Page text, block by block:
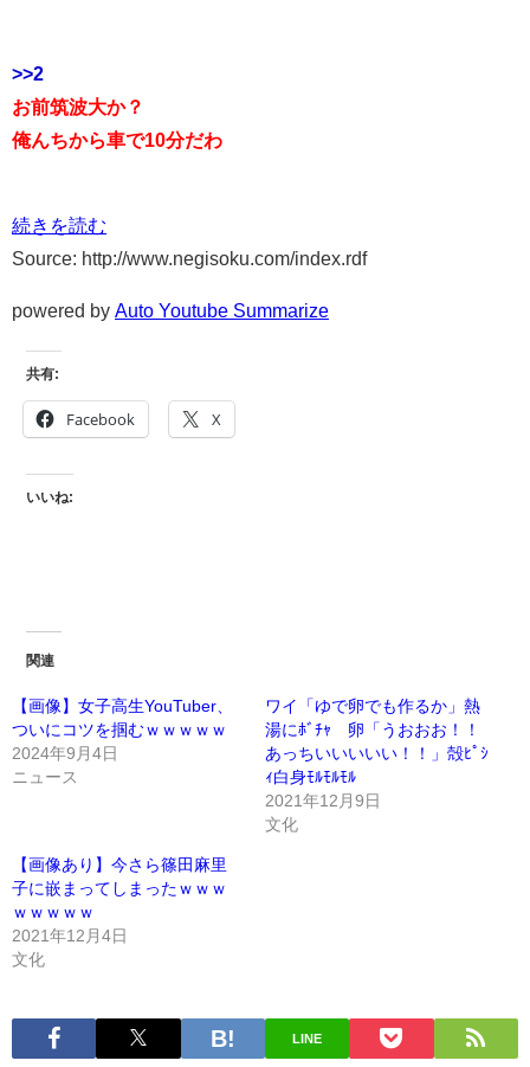
>>2
お前筑波大か？
俺んちから車で10分だわ
続きを読む
Source: http://www.negisoku.com/index.rdf
powered by Auto Youtube Summarize
共有:
Facebook X
いいね:
関連
【画像】女子高生YouTuber、
ついにコツを掴むｗｗｗｗｗ
2024年9月4日
ニュース
ワイ「ゆで卵でも作るか」熱
湯にﾎﾞﾁｬ 卵「うおおお！！
あっちいいいいい！！」殻ﾋﾟｼ
ｨ白身ﾓﾙﾓﾙﾓﾙ
2021年12月9日
文化
【画像あり】今さら篠田麻里
子に嵌まってしまったｗｗｗ
ｗｗｗｗｗ
2021年12月4日
文化
LINE